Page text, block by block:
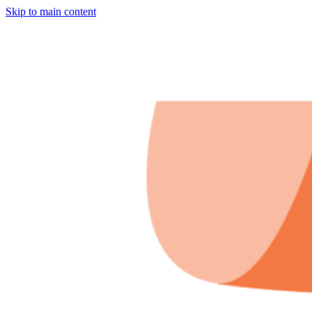
Skip to main content